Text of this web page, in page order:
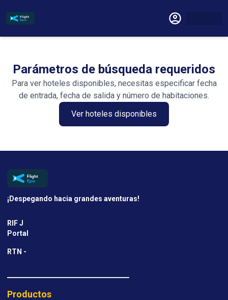
Parámetros de búsqueda requeridos
Para ver hoteles disponibles, necesitas especificar fecha
de entrada, fecha de salida y número de habitaciones.
Ver hoteles disponibles
¡Despegando hacia grandes aventuras!
RIF J
Portal
RTN -
Productos